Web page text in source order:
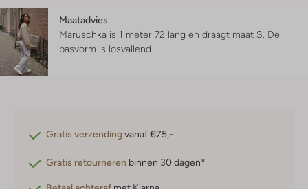
Maatadvies
Maruschka is 1 meter 72 lang en draagt maat S. De
pasvorm is losvallend
Gratis verzendingvanaf €75,-
Gratis retourneren binnen 30 dagen*